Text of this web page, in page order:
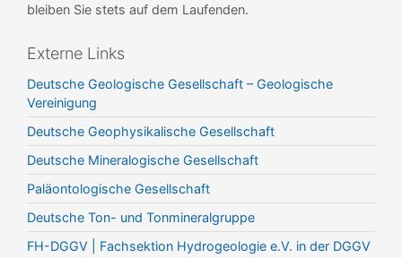
bleiben Sie stets auf dem Laufenden.
Externe Links
Deutsche Geologische Gesellschaft – Geologische
Vereinigung
Deutsche Geophysikalische Gesellschaft
Deutsche Mineralogische Gesellschaft
Paläontologische Gesellschaft
Deutsche Ton- und Tonmineralgruppe
FH-DGGV | Fachsektion Hydrogeologie e.V. in der DGGV